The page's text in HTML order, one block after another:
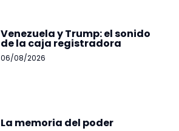
Venezuela y Trump: el sonido
de la caja registradora
06/08/2026
La memoria del poder